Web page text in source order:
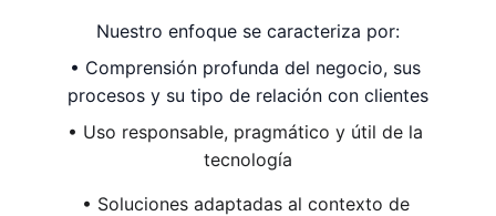
Nuestro enfoque se caracteriza por:
• Comprensión profunda del negocio, sus
procesos y su tipo de relación con clientes
• Uso responsable, pragmático y útil de la
tecnología
• Soluciones adaptadas al contexto de